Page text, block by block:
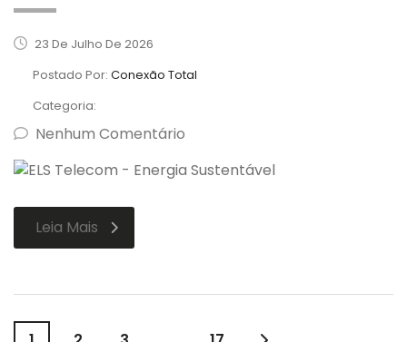
23 De Julho De 2026
Postado Por: Conexão Total
Categoria:
Nenhum Comentário
Leia Mais